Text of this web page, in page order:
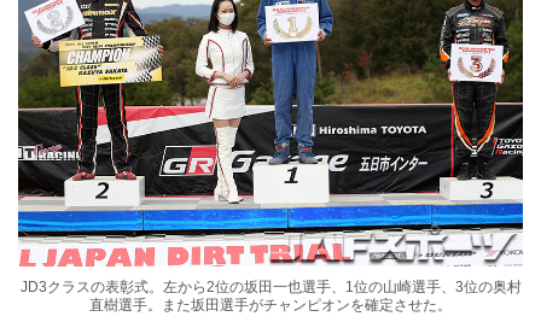
JD3クラスの表彰式。左から2位の坂田一也選手、1位の山崎選手、3位の奥村
直樹選手。また坂田選手がチャンピオンを確定させた。